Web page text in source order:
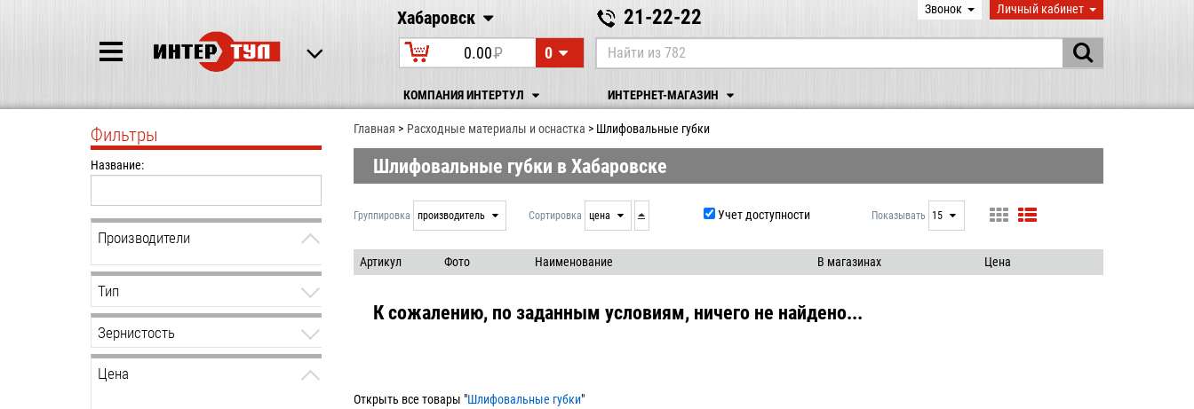
Хабаровск
Хабаровск
21-22-22 Звонок Личный кабинет
0.00P
0
КОМПАНИЯ ИНТЕРТУЛ ИНТЕРНЕТ-МАГАЗИН
Главная Расходные материалы и оснастка Шлифовальные губки
Шлифовальные губки в Хабаровске
Группировка производитель
производитель
Сортировка цена
выдачи
цена
Учет доступности Показывать 15
Артикул Фото Наименование В магазинах Цена
К сожалению, по заданным условиям, ничего не найдено...
Открыть все товары "Шлифовальные губки"
Фильтры
Название:
Производители
Тип
Зернистость
Цена